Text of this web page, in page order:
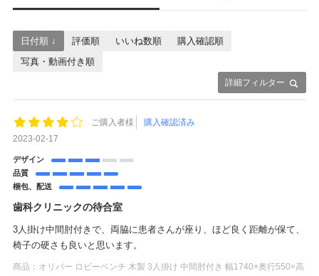
詳細フィルター
日付順 ↓ 評価順 いいね数順
購入確認順
写真・動画付き順
ご購入者様
購入確認済み
2023-02-17
デザイン
品質
梱包、配送
歯科クリニックの待合室
3人掛け中間肘付きで、両脇に患者さんが座り、ほど良く距離が保て、
椅子の硬さも良いと思います。
商品： オリバー ロビーベンチ 木製 3人掛け 中間肘付き 幅1740×奥行550×高